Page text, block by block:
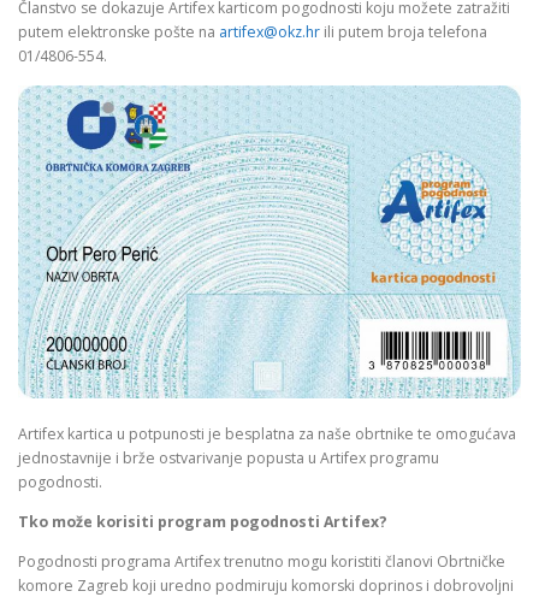
Članstvo se dokazuje Artifex karticom pogodnosti koju možete zatražiti
putem elektronske pošte na artifex@okz.hr ili putem broja telefona
01/4806-554.
Artifex kartica u potpunosti je besplatna za naše obrtnike te omogućava
jednostavnije i brže ostvarivanje popusta u Artifex programu
pogodnosti.
Tko može korisiti program pogodnosti Artifex?
Pogodnosti programa Artifex trenutno mogu koristiti članovi Obrtničke
komore Zagreb koji uredno podmiruju komorski doprinos i dobrovoljni